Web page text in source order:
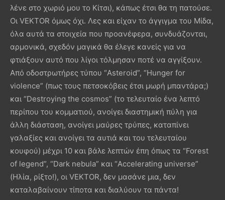
λένε στο χωριό μου το Κίτσι), κάπως έτσι θα τη πατούσε.
Οι VEKTOR όμως όχι. Λες και είχαν το άγγιγμα του Μίδα,
όλα αυτά τα στοιχεία που προανέφερα, συνδυάζονται,
αρμονικά, σχεδόν μαγικά θα έλεγε κανείς για να
φτιάξουν αυτό που λίγοι τόλμησαν ποτέ να αγγίξουν.
Από οδοστρωτήρες τύπου “Asteroid”, “Hunger for
violence” (πως τους πετσοκόβεις έτσι μωρή μπαντάρα;)
και “Destroying the cosmos” (το τελευταίο ένα λεπτό
περίπου του κομματιού, ανοίγει διαστημική πύλη για
άλλη διάσταση, ανοίγει μαύρες τρύπες, καταπίνει
γαλαξίες και ανοίγει τα αυτιά και του τελευταίου
κουφού) μέχρι 10 και βάλε λεπτών έπη όπως τα “Forest
of legend”, “Dark nebula” και “Accelerating universe”
(Ηλία, ρίξτο!), οι VEKTOR, δεν μασάνε μια, δεν
καταλαβαίνουν τίποτα και διαλύουν τα πάντα!